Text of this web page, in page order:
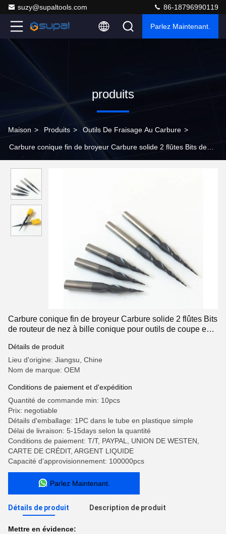
suzy@supaltools.com 86-18796990119
Parlez Maintenant.
produits
Maison > Produits > Outils De Fraisage Au Carbure >
Carbure conique fin de broyeur Carbure solide 2 flûtes Bits de
contreplaqué de bois
Carbure conique fin de broyeur Carbure solide 2 flûtes Bits
de routeur de nez à bille conique pour outils de coupe en
Détails de produit
Lieu d'origine: Jiangsu, Chine
Nom de marque: OEM
Conditions de paiement et d'expédition
Quantité de commande min: 10pcs
Prix: negotiable
Détails d'emballage: 1PC dans le tube en plastique simple
Délai de livraison: 5-15days selon la quantité
Conditions de paiement: T/T, PAYPAL, UNION DE WESTEN,
CARTE DE CRÉDIT, ARGENT LIQUIDE
Capacité d'approvisionnement: 100000pcs
Parlez Maintenant.
Détails de produit Description de produit
Mettre en évidence: